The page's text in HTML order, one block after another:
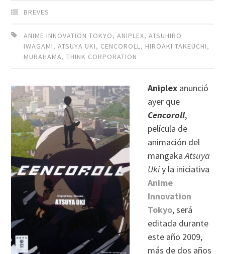
BREVES
ANIME INNOVATION TOKYO,ANIPLEX,ATSUHIRO
IWAGAMI,ATSUYA UKI, CENCOROLL, HIROAKI TAKEUCHI,
MURAHAMA,THINK CORPORATION
Aniplex anunció
ayer que
Cencoroll,
película de
animación del
mangakaAtsuya
Ukiy la iniciativa
Anime
Innovation
Tokyo, será
editada durante
este año 2009,
más de dos años